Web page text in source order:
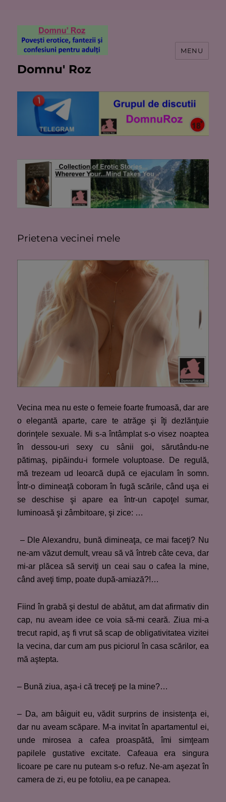
Domnu' Roz
MENU
Prietena vecinei mele
Vecina mea nu este o femeie foarte frumoasă, dar are
o elegantă aparte, care te atrăge şi îţi dezlănţuie
dorinţele sexuale. Mi s-a întâmplat s-o visez noaptea
în dessou-uri sexy cu sânii goi, sărutându-ne
pătimaş, pipăindu-i formele voluptoase. De regulă,
mă trezeam ud leoarcă după ce ejaculam în somn.
Într-o dimineaţă coboram în fugă scările, când uşa ei
se deschise şi apare ea într-un capoţel sumar,
luminoasă şi zâmbitoare, şi zice: …
– Dle Alexandru, bună dimineaţa, ce mai faceţi? Nu
ne-am văzut demult, vreau să vă întreb câte ceva, dar
mi-ar plăcea să serviţi un ceai sau o cafea la mine,
când aveţi timp, poate după-amiază?!…
Fiind în grabă şi destul de abătut, am dat afirmativ din
cap, nu aveam idee ce voia să-mi ceară. Ziua mi-a
trecut rapid, aş fi vrut să scap de obligativitatea vizitei
la vecina, dar cum am pus piciorul în casa scărilor, ea
mă aştepta.
– Bună ziua, aşa-i că treceţi pe la mine?…
– Da, am bâiguit eu, vădit surprins de insistenţa ei,
dar nu aveam scăpare. M-a invitat în apartamentul ei,
unde mirosea a cafea proaspătă, îmi simţeam
papilele gustative excitate. Cafeaua era singura
licoare pe care nu puteam s-o refuz. Ne-am aşezat în
camera de zi, eu pe fotoliu, ea pe canapea.